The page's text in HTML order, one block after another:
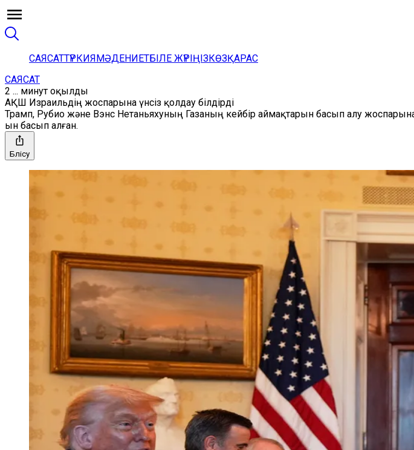
САЯСАТТҮРКИЯМӘДЕНИЕТБІЛЕ ЖҮРІҢІЗКӨЗҚАРАС
САЯСАТ
2 ... минут оқылды
АҚШ Израильдің жоспарына үнсіз қолдау білдірді
Трамп, Рубио және Вэнс Нетаньяхуның Газаның кейбір аймақтарын басып алу
ын басып алған.
Бөлісу